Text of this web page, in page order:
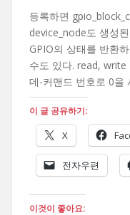
등록하면
device_node도 생성
GPIO의 상태를 반환
수도 있다. read,
데-커맨드 번호로 0을
이 글 공유하기:
X
전자우편
이것이 좋아요: